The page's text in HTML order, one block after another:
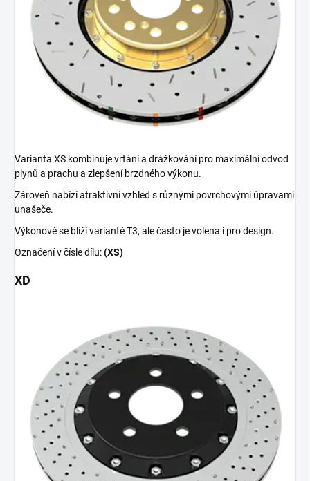
Varianta XS kombinuje vrtání a drážkování pro maximální odvod
plynů a prachu a zlepšení brzdného výkonu.
Zároveň nabízí atraktivní vzhled s různými povrchovými úpravami
unašeče.
Výkonově se blíží variantě T3, ale často je volena i pro design.
Označení v čísle dílu:(XS)
XD